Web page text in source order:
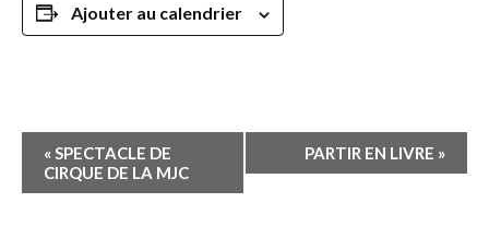
Ajouter au calendrier
Navigation
Évènement
«SPECTACLE DE
CIRQUE DE LA MJC
PARTIR EN LIVRE »